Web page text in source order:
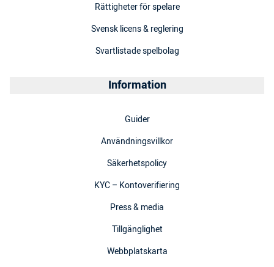
Rättigheter för spelare
Svensk licens & reglering
Svartlistade spelbolag
Information
Guider
Användningsvillkor
Säkerhetspolicy
KYC – Kontoverifiering
Press & media
Tillgänglighet
Webbplatskarta